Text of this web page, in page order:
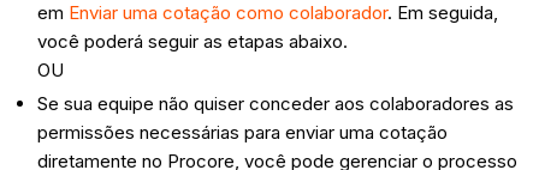
em Enviar uma cotação como colaborador. Em seguida,
você poderá seguir as etapas abaixo.
OU
Se sua equipe não quiser conceder aos colaboradores as
permissões necessárias para enviar uma cotação
diretamente no Procore, você pode gerenciar o processo